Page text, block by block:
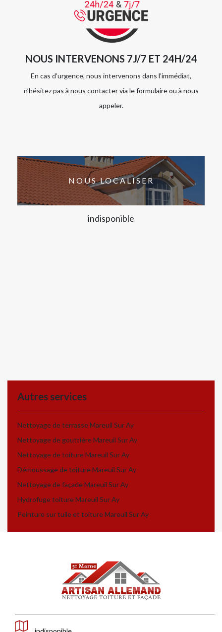
NOUS INTERVENONS 7J/7 ET 24H/24
En cas d’urgence, nous intervenons dans l’immédiat,
n’hésitez pas à nous contacter via le formulaire ou à nous
appeler.
NOUS LOCALISER
indisponible
Autres services
Nettoyage de terrasse Mareuil Sur Ay
Nettoyage de gouttière Mareuil Sur Ay
Nettoyage de toiture Mareuil Sur Ay
Démoussage de toiture Mareuil Sur Ay
Nettoyage de façade Mareuil Sur Ay
Hydrofuge toiture Mareuil Sur Ay
Peinture sur tuile et toiture Mareuil Sur Ay